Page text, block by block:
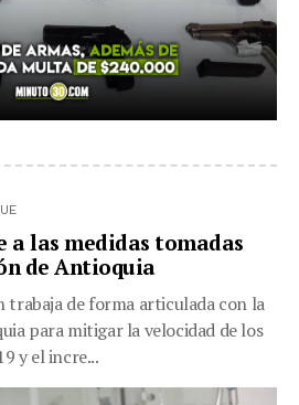
a las medidas tomadas
de Antioquia
trabaja de forma articulada con la
para mitigar la velocidad de los
y el incre...